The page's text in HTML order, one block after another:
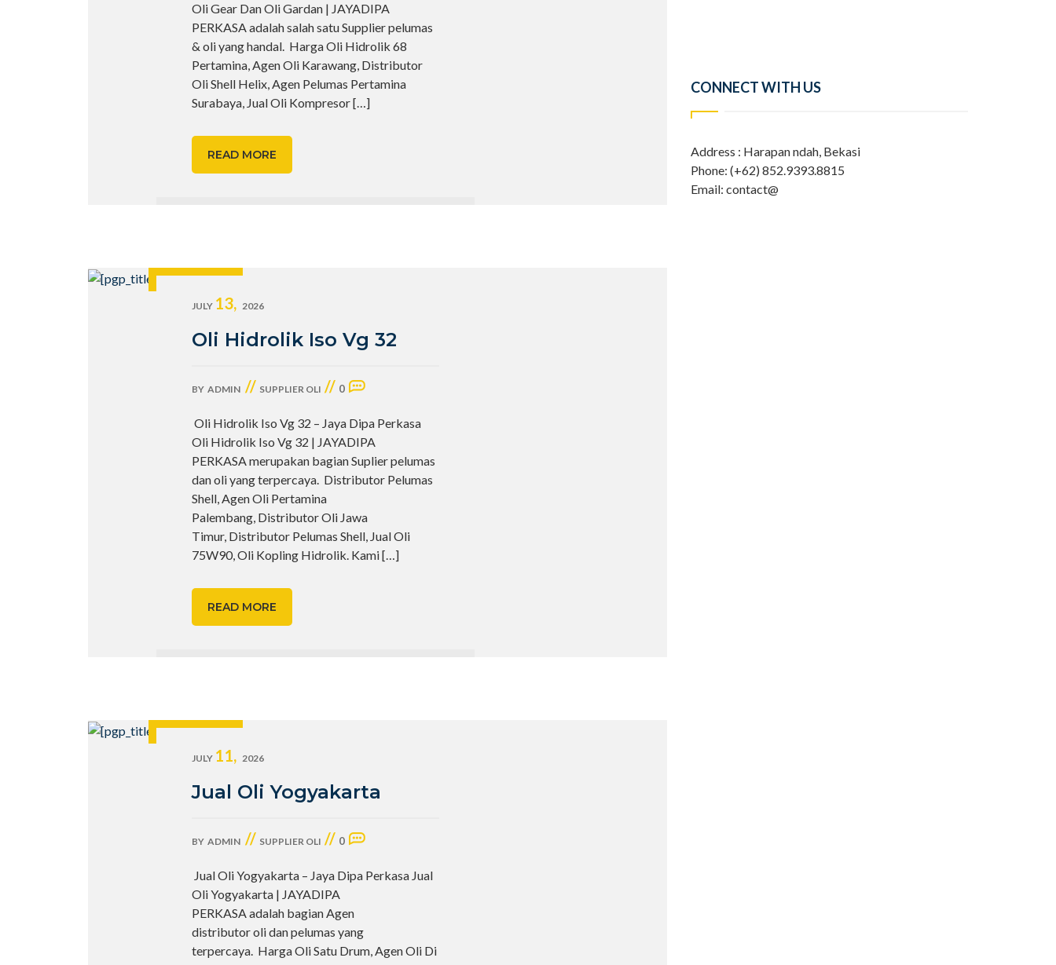
Oli Gear Dan Oli Gardan | JAYADIPA
PERKASA adalah salah satu Supplier pelumas
& oli yang handal. Harga Oli Hidrolik 68
Pertamina, Agen Oli Karawang, Distributor
Oli Shell Helix, Agen Pelumas Pertamina
Surabaya, Jual Oli Kompresor[…]
READ MORE
JULY 13, 2026
Oli Hidrolik Iso Vg 32
BY ADMIN // SUPPLIER OLI // 0
Oli Hidrolik Iso Vg 32 – Jaya Dipa Perkasa
Oli Hidrolik Iso Vg 32 | JAYADIPA
PERKASA merupakan bagian Suplier pelumas
dan oli yang terpercaya. Distributor Pelumas
Shell, Agen Oli Pertamina
Palembang, Distributor Oli Jawa
Timur, Distributor Pelumas Shell, Jual Oli
75W90, Oli Kopling Hidrolik. Kami[…]
READ MORE
JULY 11, 2026
Jual Oli Yogyakarta
BY ADMIN // SUPPLIER OLI // 0
Jual Oli Yogyakarta – Jaya Dipa Perkasa Jual
Oli Yogyakarta | JAYADIPA
PERKASA adalah bagian Agen
distributor oli dan pelumas yang
terpercaya. Harga Oli Satu Drum, Agen Oli Di
CONNECT WITH US
Address : Harapan ndah, Bekasi
Phone: (+62) 852.9393.8815
Email: contact@